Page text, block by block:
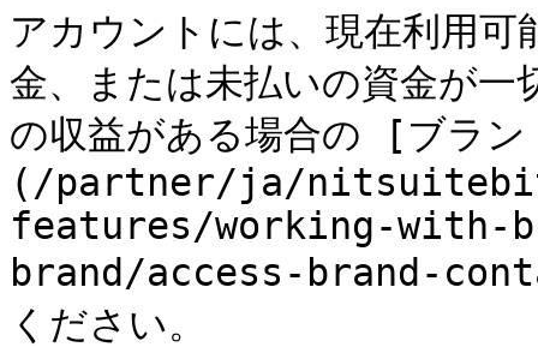
アカウントには、現在利用可
金、または未払いの資金が
の収益がある場合の [ブラ
(/partner/ja/
features/working-with-
brand/access-brand-
ください。